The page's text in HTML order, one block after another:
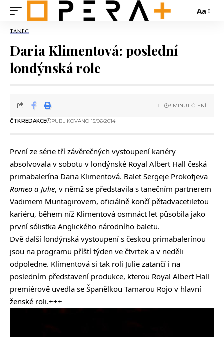
Aa
TANEC
Daria Klimentová: poslední
londýnská role
ČTKREDAKCE PUBLIKOVÁNO 15/06/2014
3 MINUT ČTENÍ
První ze série tří závěrečných vystoupení kariéry
absolvovala v sobotu v londýnské Royal Albert Hall česká
primabalerína Daria Klimentová. Balet Sergeje Prokofjeva
Romeo a Julie, v němž se představila s tanečním partnerem
Vadimem Muntagirovem, oficiálně končí pětadvacetiletou
kariéru, během níž Klimentová osmnáct let působila jako
první sólistka Anglického národního baletu.
Dvě další londýnská vystoupení s českou primabalerínou
jsou na programu příští týden ve čtvrtek a v neděli
odpoledne. Klimentová si tak roli Julie zatančí i na
posledním představení produkce, kterou Royal Albert Hall
premiérově uvedla se Španělkou Tamarou Rojo v hlavní
ženské roli.+++